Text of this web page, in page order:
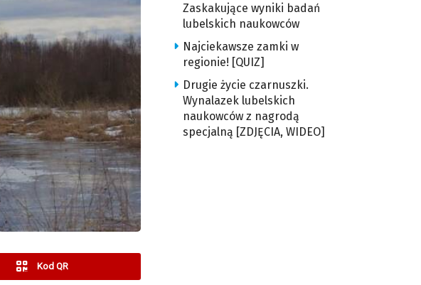
Kod QR
Zaskakujące wyniki badań
lubelskich naukowców
Najciekawsze zamki w
regionie! [QUIZ]
Drugie życie czarnuszki.
Wynalazek lubelskich
naukowców z nagrodą
specjalną [ZDJĘCIA, WIDEO]